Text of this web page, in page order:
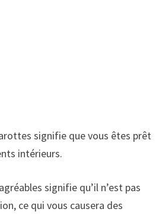
signifie que vous êtes prêt
intérieurs.
signifie qu’il n’est pas
ce qui vous causera des